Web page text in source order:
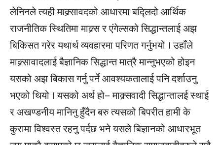
लेनिनले त्यही माक्र्सावदको आधारमा बद्लिदो आर्थिक
राजनीतिक स्थितिमा माक्र्स र एंगेल्सको सिद्धान्तलाई अझ
बिकिसत गरेर यथार्थ व्यवहारमा परिणत गर्नुभयो । उहाँले
माक्र्सावादलाई बैज्ञानिक सिद्धान्त मात्रै मान्नुभएको होइन
यसको अझ बिकास गर्नु पर्ने आवश्यकतालाई पनि दर्शाउनु
भएको थियो । यसको अर्थ हो– माक्र्सवादी सिद्धान्तालई स्थाई
र अखण्डनीय मानिनु हुँदैन बरु त्यसको बिपरीत हामी के
कुरामा विश्वस्त रहनु पर्दछ भने यसले बिज्ञानको आधारभूत